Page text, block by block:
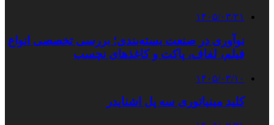
۱۴۰۵/۰۳/۲۱
نوآوری در صنعت بسته‌بندی؛ بررسی تخصصی انواع
فیلم، لفاف، پاکت و کاغذهای نچسب
۱۴۰۵/۰۳/۱۰
کلید مینیاتوری سه پل اشنایدر